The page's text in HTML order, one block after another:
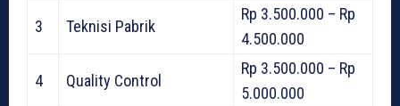
3 Teknisi Pabrik
Rp 3.500.000 – Rp
4.500.000
4 Quality Control
Rp 3.500.000 – Rp
5.000.000